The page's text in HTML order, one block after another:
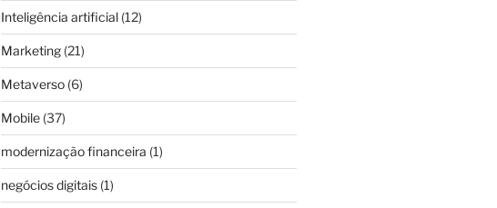
Inteligência artificial(12)
Marketing(21)
Metaverso(6)
Mobile(37)
modernização financeira (1)
negócios digitais(1)